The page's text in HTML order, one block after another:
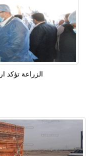
الزراعة تؤكد